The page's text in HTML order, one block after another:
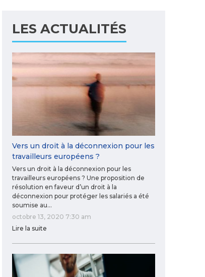
LES ACTUALITÉS
Vers un droit à la déconnexion pour les
travailleurs européens ?
Vers un droit à la déconnexion pour les
travailleurs européens ? Une proposition de
résolution en faveur d’un droit à la
déconnexion pour protéger les salariés a été
soumise au…
octobre 13, 2020 7:30 am
Lire la suite